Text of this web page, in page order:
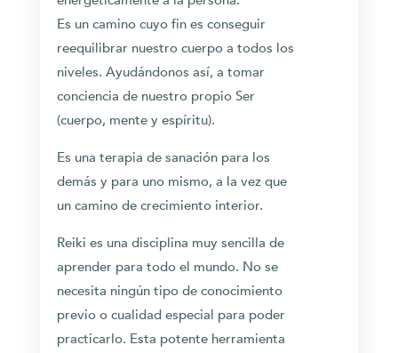
Es un camino cuyo fin es conseguir
reequilibrar nuestro cuerpo a todos los
niveles. Ayudándonos así, a tomar
conciencia de nuestro propio Ser
(cuerpo, mente y espíritu).
Es una terapia de sanación para los
demás y para uno mismo, a la vez que
un camino de crecimiento interior.
Reiki es una disciplina muy sencilla de
aprender para todo el mundo. No se
necesita ningún tipo de conocimiento
previo o cualidad especial para poder
practicarlo. Esta potente herramienta